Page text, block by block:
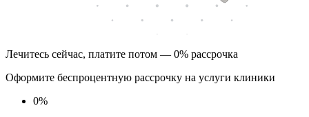
Лечитесь сейчас, платите потом — 0% рассрочка
Оформите беспроцентную рассрочку на услуги клиники
0%